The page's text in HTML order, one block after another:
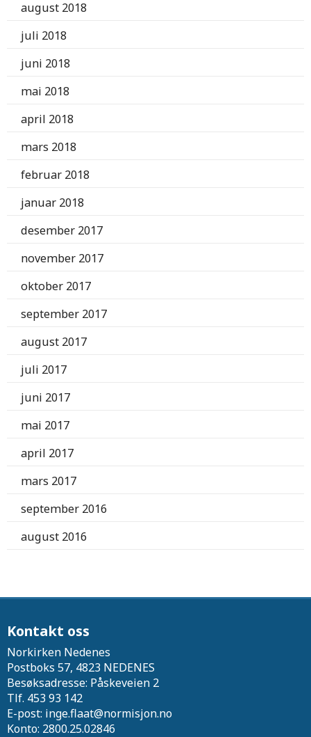
august 2018
juli 2018
juni 2018
mai 2018
april 2018
mars 2018
februar 2018
januar 2018
desember 2017
november 2017
oktober 2017
september 2017
august 2017
juli 2017
juni 2017
mai 2017
april 2017
mars 2017
september 2016
august 2016
Kontakt oss
Norkirken Nedenes
Postboks 57, 4823 NEDENES
Besøksadresse: Påskeveien 2
Tlf. 453 93 142
E-post: inge.flaat@normisjon.no
Konto: 2800.25.02846